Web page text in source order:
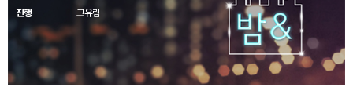
진행 고유림